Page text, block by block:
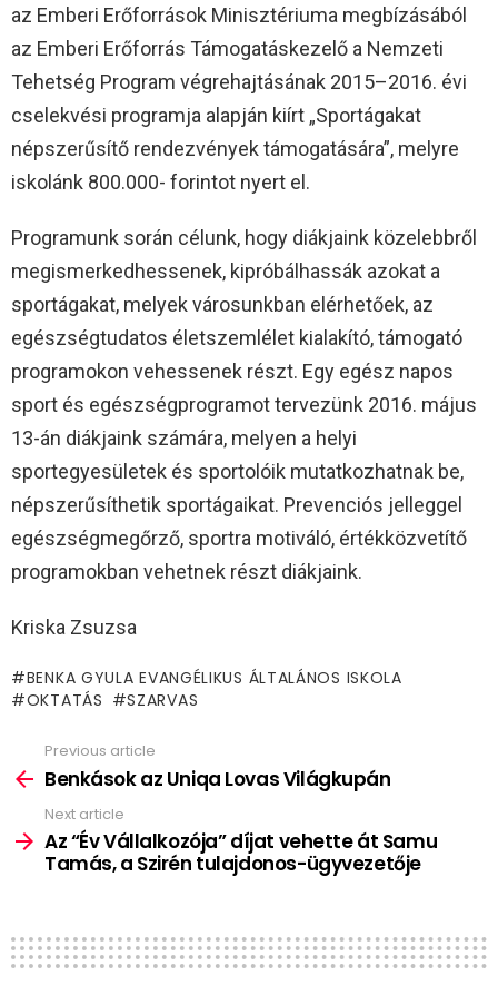
az Emberi Erőforrások Minisztériuma megbízásából
az Emberi Erőforrás Támogatáskezelő a Nemzeti
Tehetség Program végrehajtásának 2015–2016. évi
cselekvési programja alapján kiírt „Sportágakat
népszerűsítő rendezvények támogatására”, melyre
iskolánk 800.000- forintot nyert el.
Programunk során célunk, hogy diákjaink közelebbről
megismerkedhessenek, kipróbálhassák azokat a
sportágakat, melyek városunkban elérhetőek, az
egészségtudatos életszemlélet kialakító, támogató
programokon vehessenek részt. Egy egész napos
sport és egészségprogramot tervezünk 2016. május
13-án diákjaink számára, melyen a helyi
sportegyesületek és sportolóik mutatkozhatnak be,
népszerűsíthetik sportágaikat. Prevenciós jelleggel
egészségmegőrző, sportra motiváló, értékközvetítő
programokban vehetnek részt diákjaink.
Kriska Zsuzsa
BENKA GYULA EVANGÉLIKUS ÁLTALÁNOS ISKOLA
OKTATÁS
SZARVAS
more
Previous article
Benkások az Uniqa Lovas Világkupán
Next article
Az “Év Vállalkozója” díjat vehette át Samu
Tamás, a Szirén tulajdonos-ügyvezetője